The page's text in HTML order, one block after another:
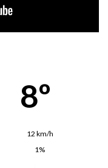
8º
12 km/h
1%